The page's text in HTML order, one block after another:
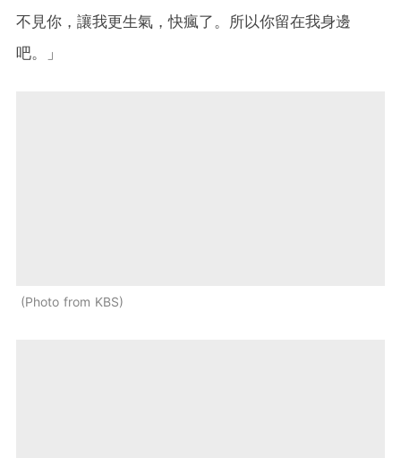
不見你，讓我更生氣，快瘋了。所以你留在我身邊
吧。」
Photo from KBS